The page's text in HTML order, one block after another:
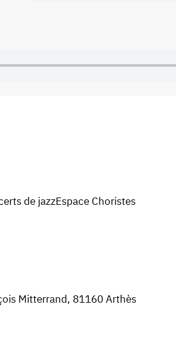
de jazzEspace Choristes
Mitterrand, 81160 Arthès